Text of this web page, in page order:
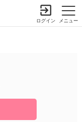
メニュー
ログイン